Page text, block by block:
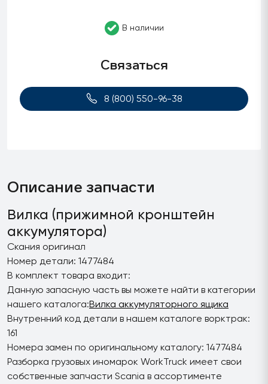
В наличии
Связаться
8 (800) 550-96-38
Описание запчасти
Вилка (прижимной кронштейн
аккумулятора)
Скания оригинал
Номер детали: 1477484
В комплект товара входит:
Данную запасную часть вы можете найти в категории
нашего каталога:Вилка аккумуляторного ящика
Внутренний код детали в нашем каталоге ворктрак:
161
Номера замен по оригинальному каталогу: 1477484
Разборка грузовых иномарок WorkTruck имеет свои
собственные запчасти Scania в ассортименте